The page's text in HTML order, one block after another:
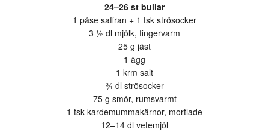
24–26 st bullar
1 påse saffran + 1 tsk strösocker
3 ½ dl mjölk, fingervarm
25 g jäst
1 ägg
1 krm salt
¾ dl strösocker
75 g smör, rumsvarmt
1 tsk kardemummakärnor, mortlade
12–14 dl vetemjöl